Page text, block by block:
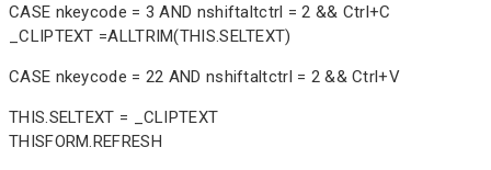
CASE nkeycode = 3 AND nshiftaltctrl = 2 && Ctrl+C
_CLIPTEXT =ALLTRIM(THIS.SELTEXT)
CASE nkeycode = 22 AND nshiftaltctrl = 2 && Ctrl+V
THIS.SELTEXT = _CLIPTEXT
THISFORM.REFRESH